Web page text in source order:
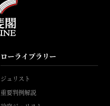
ローライブラリー
ジュリスト
重要判例解説